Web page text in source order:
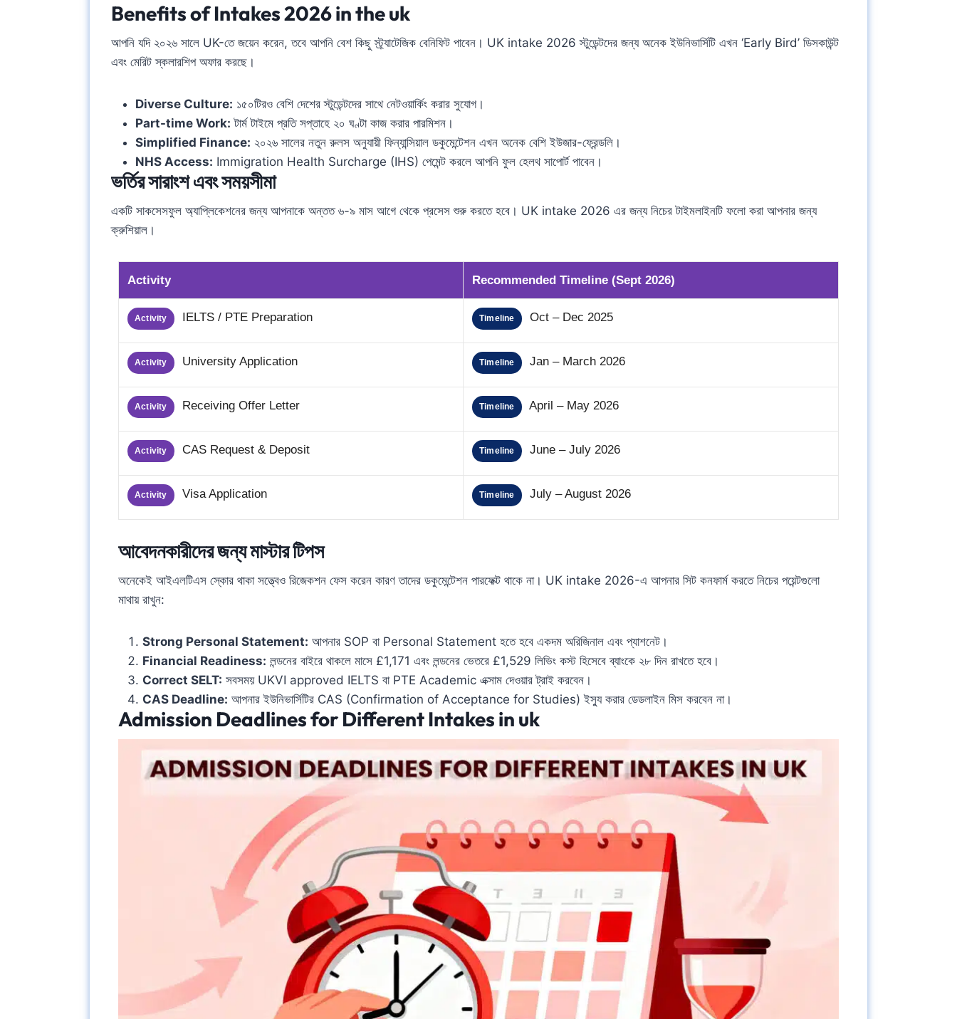
Benefits of Intakes 2026 in the uk
আপনি যদি ২০২৬ সালে UK-তে জয়েন করেন, তবে আপনি বেশ কিছু স্ট্র্যাটেজিক বেনিফিট পাবেন। UK intake 2026 স্টুডেন্টদের জন্য অনেক ইউনিভার্সিটি এখন ‘Early Bird’ ডিসকাউন্ট
এবং মেরিট স্কলারশিপ অফার করছে।
Diverse Culture: ১৫০টিরও বেশি দেশের স্টুডেন্টদের সাথে নেটওয়ার্কিং করার সুযোগ।
Part-time Work: টার্ম টাইমে প্রতি সপ্তাহে ২০ ঘণ্টা কাজ করার পারমিশন।
Simplified Finance: ২০২৬ সালের নতুন রুলস অনুযায়ী ফিন্যান্সিয়াল ডকুমেন্টেশন এখন অনেক বেশি ইউজার-ফ্রেন্ডলি।
NHS Access: Immigration Health Surcharge (IHS) পেমেন্ট করলে আপনি ফুল হেলথ সাপোর্ট পাবেন।
ভর্তির সারাংশ এবং সময়সীমা
একটি সাকসেসফুল অ্যাপ্লিকেশনের জন্য আপনাকে অন্তত ৬-৯ মাস আগে থেকে প্রসেস শুরু করতে হবে। UK intake 2026 এর জন্য নিচের টাইমলাইনটি ফলো করা আপনার জন্য
ক্রুশিয়াল।
Activity Recommended Timeline (Sept 2026)
Activity IELTS / PTE Preparation Timeline Oct – Dec 2025
Activity University Application Timeline Jan – March 2026
Activity Receiving Offer Letter Timeline April – May 2026
Activity CAS Request & Deposit Timeline June – July 2026
Activity Visa Application Timeline July – August 2026
আবেদনকারীদের জন্য মাস্টার টিপস
অনেকেই আইএলটিএস স্কোর থাকা সত্ত্বেও রিজেকশন ফেস করেন কারণ তাদের ডকুমেন্টেশন পারফেক্ট থাকে না। UK intake 2026-এ আপনার সিট কনফার্ম করতে নিচের পয়েন্টগুলো
মাথায় রাখুন:
Strong Personal Statement: আপনার SOP বা Personal Statement হতে হবে একদম অরিজিনাল এবং প্যাশনেট।
Financial Readiness: লন্ডনের বাইরে থাকলে মাসে £1,171 এবং লন্ডনের ভেতরে £1,529 লিভিং কস্ট হিসেবে ব্যাংকে ২৮ দিন রাখতে হবে।
Correct SELT: সবসময় UKVI approved IELTS বা PTE Academic এক্সাম দেওয়ার ট্রাই করবেন।
CAS Deadline: আপনার ইউনিভার্সিটির CAS (Confirmation of Acceptance for Studies) ইস্যু করার ডেডলাইন মিস করবেন না।
Admission Deadlines for Different Intakes in uk